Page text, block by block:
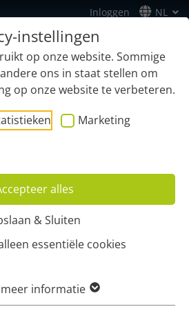
instellingen
op onze website. Sommige
ons in staat stellen om
op onze website te verbeteren.
Marketing
alles
& Sluiten
essentiële cookies
informatie
Inloggen NL